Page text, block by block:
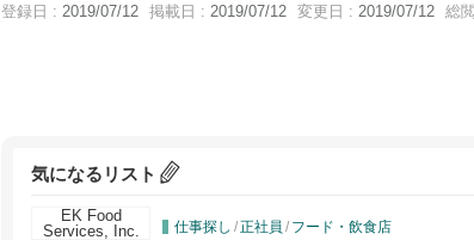
登録日 : 2019/07/12 掲載日 : 2019/07/12 変更日 : 2019/07/12 総
気になるリスト
仕事探し /正社員 / フード・飲食店